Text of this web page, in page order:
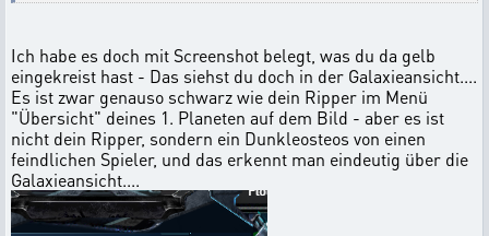
Ich habe es doch mit Screenshot belegt, was du da gelb
eingekreist hast - Das siehst du doch in der Galaxieansicht....
Es ist zwar genauso schwarz wie dein Ripper im Menü
"Übersicht" deines 1. Planeten auf dem Bild - aber es ist
nicht dein Ripper, sondern ein Dunkleosteos von einen
feindlichen Spieler, und das erkennt man eindeutig über die
Galaxieansicht....